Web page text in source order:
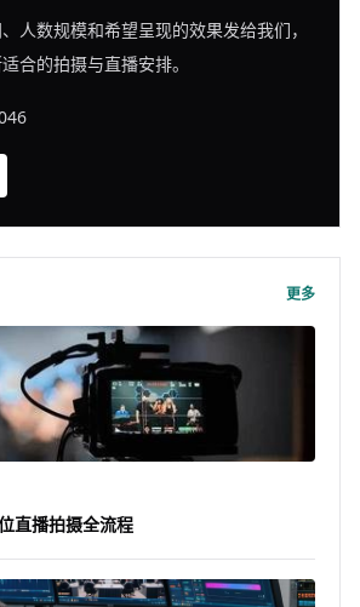
人数规模和希望呈现的效果发给我们，
合的拍摄与直播安排。
更多
直播拍摄全流程